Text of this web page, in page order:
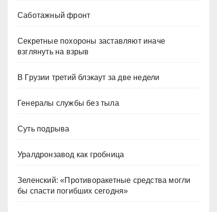
Саботажный фронт
Секретные похороны заставляют иначе
взглянуть на взрыв
В Грузии третий блэкаут за две недели
Генералы службы без тыла
Суть подрыва
Уралдронзавод как гробница
Зеленский: «Противоракетные средства могли
бы спасти погибших сегодня»